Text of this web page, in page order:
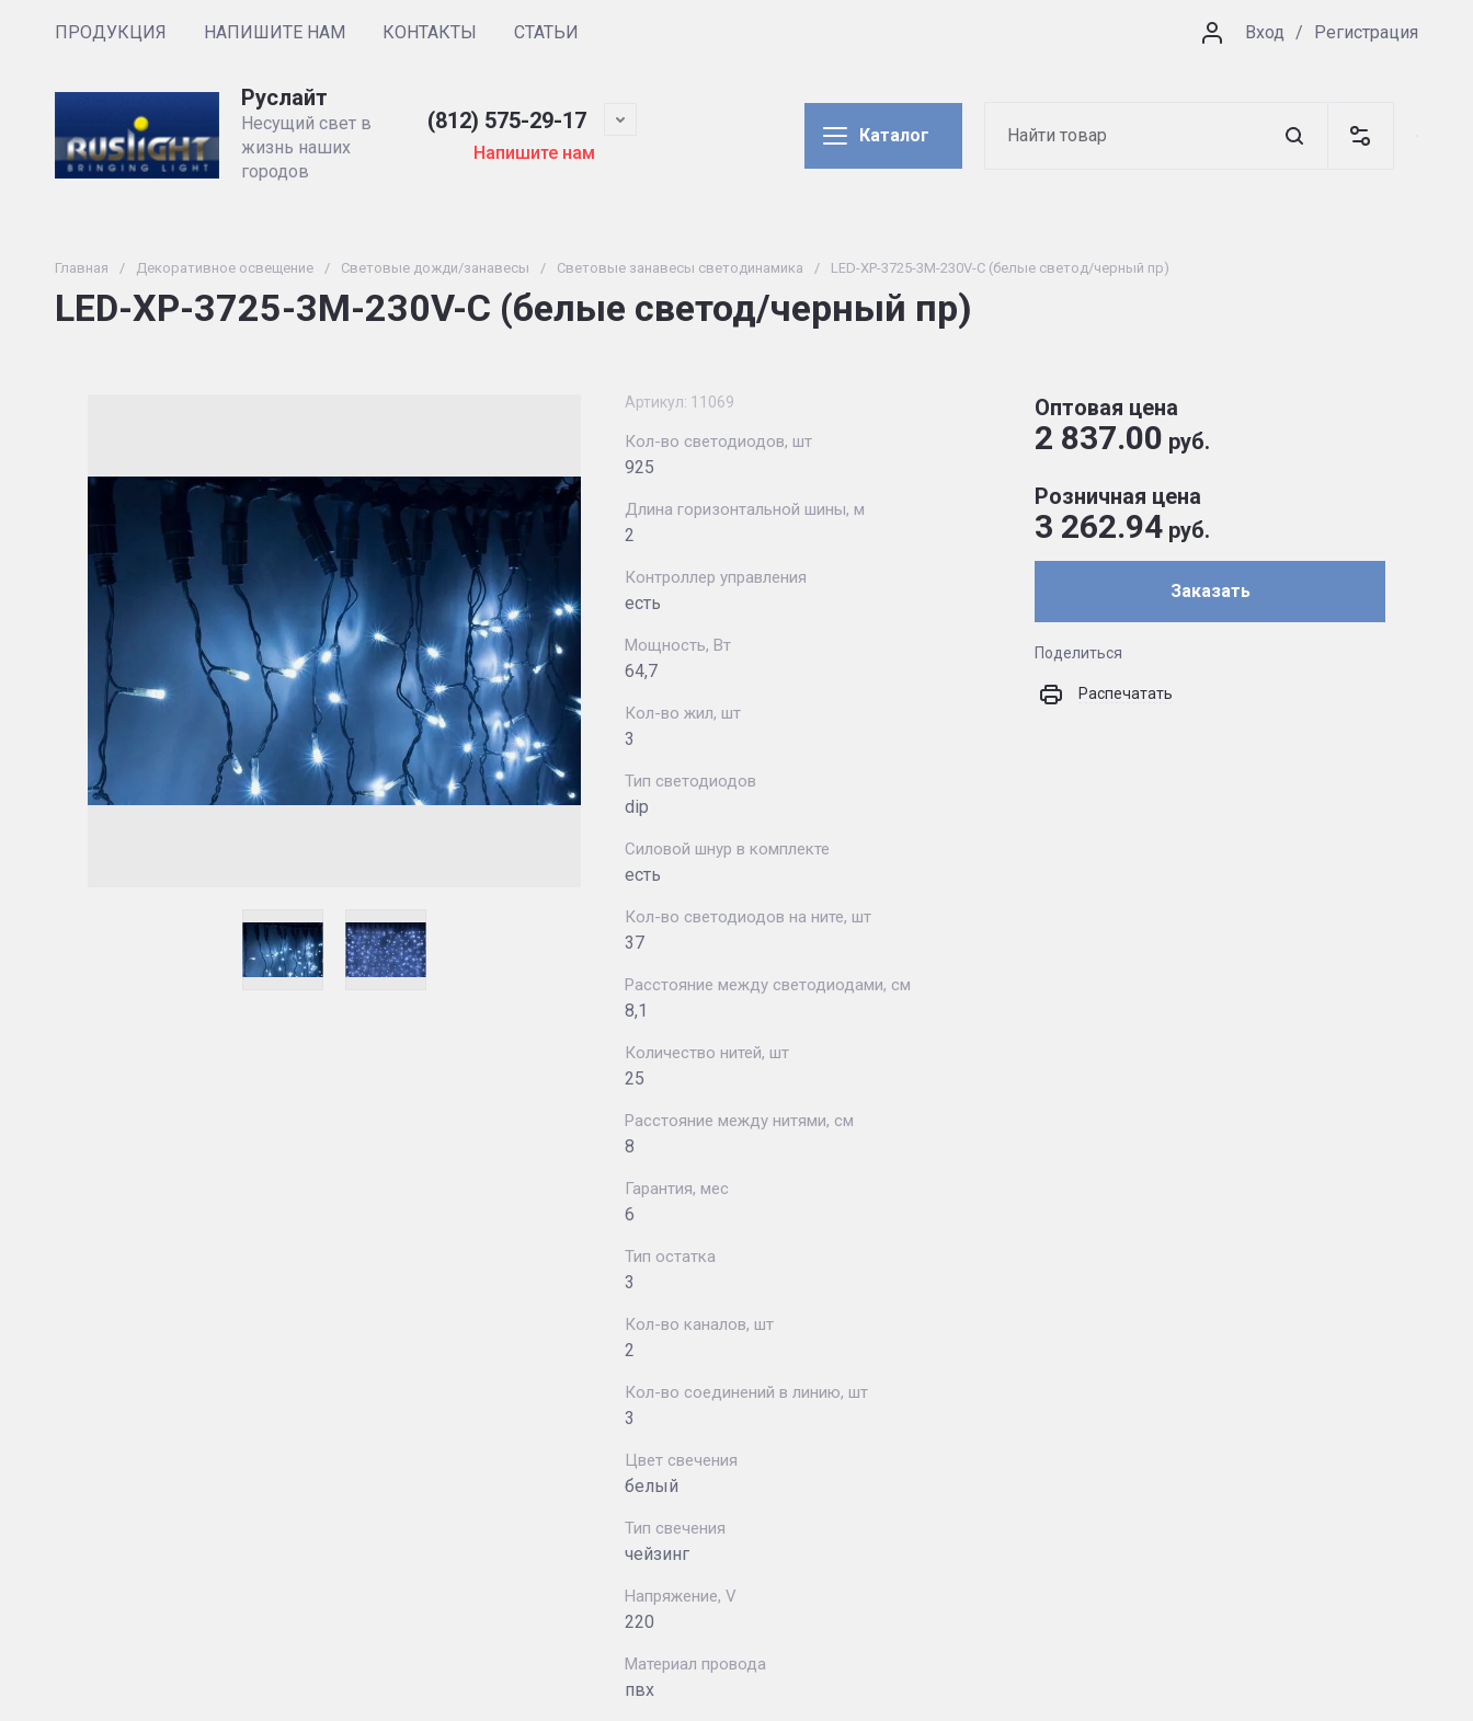
ПРОДУКЦИЯ НАПИШИТЕ НАМ КОНТАКТЫ СТАТЬИ Вход / Регистрация
Руслайт
Несущий свет в
жизнь наших
городов
(812) 575-29-17
Напишите нам
Каталог
Главная / Декоративное освещение / Световые дожди/занавесы / Световые занавесы светодинамика / LED-XP-3725-3M-230V-С (белые светод/черный пр)
LED-XP-3725-3M-230V-С (белые светод/черный пр)
Артикул: 11069
Кол-во светодиодов, шт
925
Длина горизонтальной шины, м
2
Контроллер управления
есть
Мощность, Вт
64,7
Кол-во жил, шт
3
Тип светодиодов
dip
Силовой шнур в комплекте
есть
Кол-во светодиодов на ните, шт
37
Расстояние между светодиодами, см
8,1
Количество нитей, шт
25
Расстояние между нитями, см
8
Гарантия, мес
6
Тип остатка
3
Кол-во каналов, шт
2
Кол-во соединений в линию, шт
3
Цвет свечения
белый
Тип свечения
чейзинг
Напряжение, V
220
Материал провода
пвх
Оптовая цена
2 837.00 руб.
Розничная цена
3 262.94 руб.
Заказать
Поделиться
Распечатать